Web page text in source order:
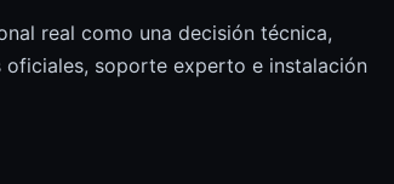
real como una decisión técnica,
oficiales, soporte experto e instalación